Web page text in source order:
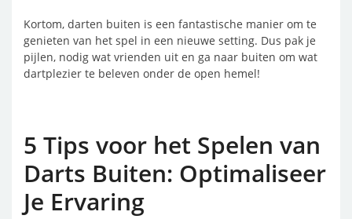
Kortom, darten buiten is een fantastische manier om te
genieten van het spel in een nieuwe setting. Dus pak je
pijlen, nodig wat vrienden uit en ga naar buiten om wat
dartplezier te beleven onder de open hemel!
5 Tips voor het Spelen van
Darts Buiten: Optimaliseer
Je Ervaring